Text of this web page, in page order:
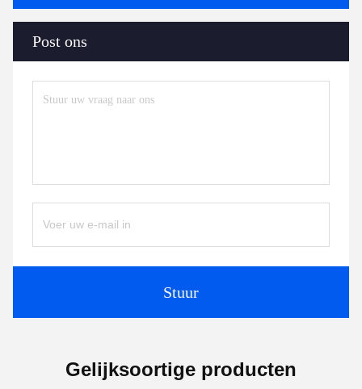
Post ons
Stuur
Gelijksoortige producten